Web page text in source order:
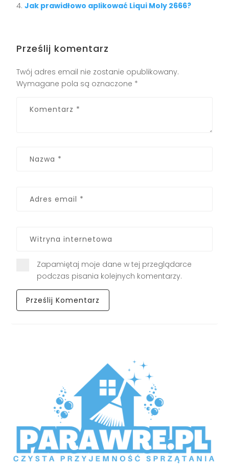
Jak prawidłowo aplikować Liqui Moly 2666?
Prześlij komentarz
Twój adres email nie zostanie opublikowany.
Wymagane pola są oznaczone *
Zapamiętaj moje dane w tej przeglądarce
podczas pisania kolejnych komentarzy.